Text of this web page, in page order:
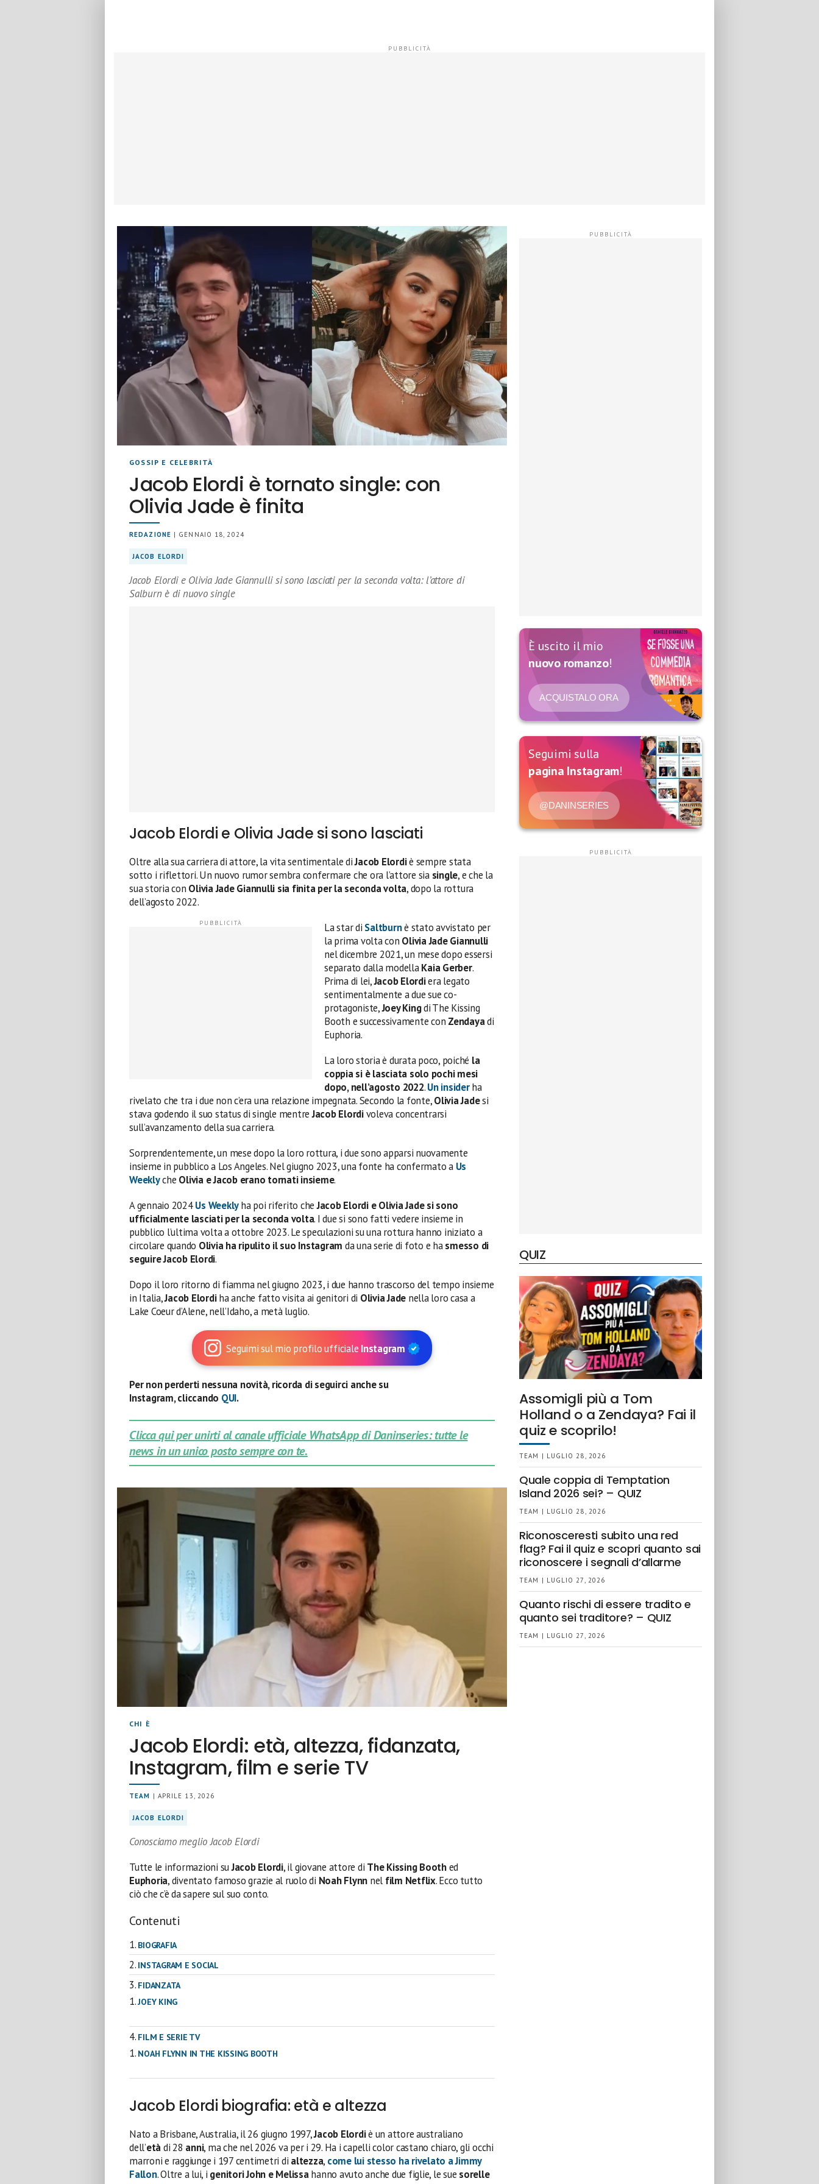
GOSSIP E CELEBRITÀ
Jacob Elordi è tornato single: con
Olivia Jade è finita
REDAZIONE | GENNAIO 18, 2024
JACOB ELORDI
Jacob Elordi e Olivia Jade Giannulli si sono lasciati per la seconda volta: l’attore di
Salburn è di nuovo single
Jacob Elordi e Olivia Jade si sono lasciati
Oltre alla sua carriera di attore, la vita sentimentale diJacob Elordiè sempre stata
sotto i riflettori. Un nuovo rumor sembra confermare che ora l’attore sia single, e che la
sua storia con Olivia Jade Giannulli sia finita per la seconda volta, dopo la rottura
dell’agosto 2022.
La star di Saltburnè stato avvistato per
la prima volta con Olivia Jade Giannulli
nel dicembre 2021, un mese dopo essersi
separato dalla modellaKaia Gerber.
Prima di lei,Jacob Elordiera legato
sentimentalmente a due sue co-
protagoniste,Joey Kingdi The Kissing
Booth e successivamente con Zendayadi
Euphoria.
La loro storia è durata poco, poiché la
coppia si è lasciata solo pochi mesi
dopo, nell’agosto 2022.Un insiderha
rivelato che tra i due non c’era una relazione impegnata. Secondo la fonte,Olivia Jadesi
stava godendo il suo status di single mentreJacob Elordivoleva concentrarsi
sull’avanzamento della sua carriera.
Sorprendentemente, un mese dopo la loro rottura, i due sono apparsi nuovamente
insieme in pubblico a Los Angeles. Nel giugno 2023, una fonte ha confermato a Us
Weeklyche Olivia e Jacob erano tornati insieme.
A gennaio 2024Us Weeklyha poi riferito cheJacob Elordi e Olivia Jade si sono
ufficialmente lasciati per la seconda volta. I due si sono fatti vedere insieme in
pubblico l’ultima volta a ottobre 2023. Le speculazioni su una rottura hanno iniziato a
circolare quando Olivia ha ripulito il suo Instagram da una serie di foto e hasmesso di
seguire Jacob Elordi.
Dopo il loro ritorno di fiamma nel giugno 2023, i due hanno trascorso del tempo insieme
in Italia,Jacob Elordiha anche fatto visita ai genitori di Olivia Jade nella loro casa a
Lake Coeur d’Alene, nell’Idaho, a metà luglio.
Seguimi sul mio profilo ufficiale Instagram
Per non perderti nessuna novità, ricorda di seguirci anche su
Instagram, cliccando QUI.
Clicca qui per unirti al canale ufficiale WhatsApp di Daninseries: tutte le
news in un unico posto sempre con te.
CHI È
Jacob Elordi: età, altezza, fidanzata,
Instagram, film e serie TV
TEAM | APRILE 13, 2026
JACOB ELORDI
Conosciamo meglio Jacob Elordi
Tutte le informazioni suJacob Elordi, il giovane attore di The Kissing Boothed
Euphoria, diventato famoso grazie al ruolo di Noah Flynn nel film Netflix. Ecco tutto
ciò che c’è da sapere sul suo conto.
Contenuti
BIOGRAFIA
INSTAGRAM E SOCIAL
FIDANZATA
JOEY KING
FILM E SERIE TV
NOAH FLYNN IN THE KISSING BOOTH
Jacob Elordi biografia: età e altezza
Nato a Brisbane, Australia, il 26 giugno 1997,Jacob Elordiè un attore australiano
dell’etàdi 28 anni, ma che nel 2026 va per i 29. Ha i capelli color castano chiaro, gli occhi
marroni e raggiunge i 197 centimetri di altezza, come lui stesso ha rivelato a Jimmy
Fallon. Oltre a lui, i genitori John e Melissahanno avuto anche due figlie, le sue sorelle
È uscito il mio
nuovo romanzo!
ACQUISTALO ORA
Seguimi sulla
pagina Instagram!
@DANINSERIES
QUIZ
Assomigli più a Tom
Holland o a Zendaya? Fai il
quiz e scoprilo!
TEAM | LUGLIO 28, 2026
Quale coppia di Temptation
Island 2026 sei? – QUIZ
TEAM | LUGLIO 28, 2026
Riconosceresti subito una red
flag? Fai il quiz e scopri quanto sai
riconoscere i segnali d’allarme
TEAM | LUGLIO 27, 2026
Quanto rischi di essere tradito e
quanto sei traditore? – QUIZ
TEAM | LUGLIO 27, 2026